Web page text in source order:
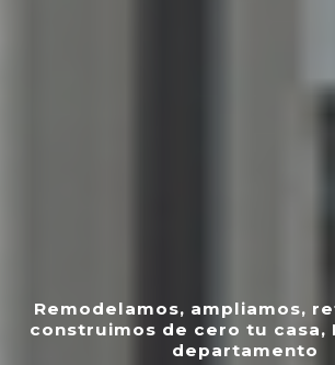
Remodelamos, ampliamos,
construimos de cero tu casa,
departamento